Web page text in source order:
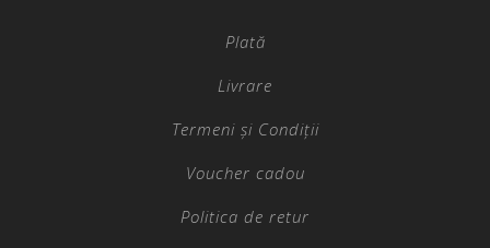
Plată
Livrare
Termeni și Condiții
Voucher cadou
Politica de retur